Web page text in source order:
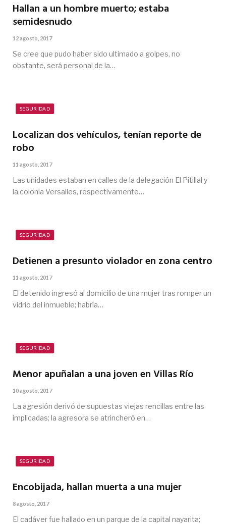
Hallan a un hombre muerto; estaba
semidesnudo
12 agosto, 2017
Se cree que pudo haber sido ultimado a golpes, no
obstante, será personal de la…
SEGURIDAD
Localizan dos vehículos, tenían reporte de
robo
11 agosto, 2017
Las unidades estaban en calles de la delegación El Pitillal y
la colonia Versalles, respectivamente…
SEGURIDAD
Detienen a presunto violador en zona centro
11 agosto, 2017
El detenido ingresó al domicilio de una mujer tras romper un
vidrio del inmueble; habría…
SEGURIDAD
Menor apuñalan a una joven en Villas Río
10 agosto, 2017
La agresión derivó de supuestas viejas rencillas entre las
implicadas; la agresora se atrincheró en…
SEGURIDAD
Encobijada, hallan muerta a una mujer
8 agosto, 2017
El cadáver fue hallado en un parque de la capital nayarita;